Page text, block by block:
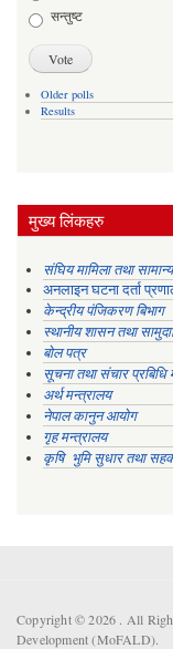
सन्तुष्ट
Older polls
Results
मुख्य लिंकहरु
संघिय मामिला तथा
अनलाइन घटना दर्ता
केन्द्रीय पंजिकरण बिभाग
स्थानीय शासन तथा
बोल पत्र
सूचना तथा संचार प्रबिधि
अर्थ मन्त्रालय
नेपाल कानुन आयोग
गृह मन्त्रालय
कृषि भुमि सुधार तथा
Copyright © 2026 . All
Development (MoFALD).